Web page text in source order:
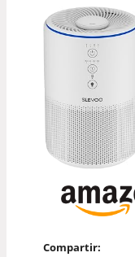
Compartir: